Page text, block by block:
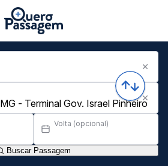
Volta (opcional)
Buscar Passagem